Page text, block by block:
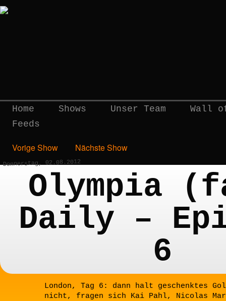
Home Shows Unser Team
Wall
Feeds
Vorige Show Nächste Show
Donnerstag, 02.08.2012
Olympia
Daily –
6
London, Tag 6: dann halt geschenktes
nicht, fragen sich Kai Pahl, Nicolas